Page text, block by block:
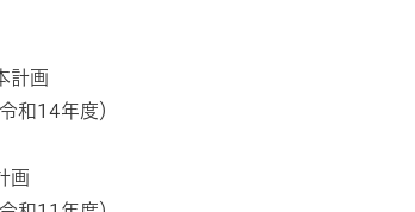
計画
14年度）
画